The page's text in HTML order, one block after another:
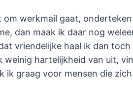
werkmail gaat,
dan maak ik daar nog
vriendelijke haal ik dan
hartelijkheid van uit,
ik graag voor mensen die